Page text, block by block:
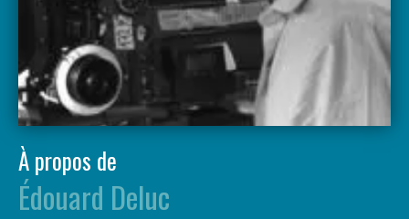
À propos de
Édouard Deluc